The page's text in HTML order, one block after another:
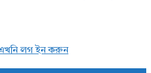
লগ ইন করুন